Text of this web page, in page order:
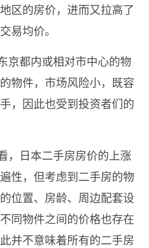
区的房价，进而又拉高了
易均价。
京都内或相对市中心的物
物件，市场风险小，既容
，因此也受到投资者们的
，日本二手房房价的上涨
性，但考虑到二手房的物
位置、房龄、周边配套设
同物件之间的价格也存在
并不意味着所有的二手房